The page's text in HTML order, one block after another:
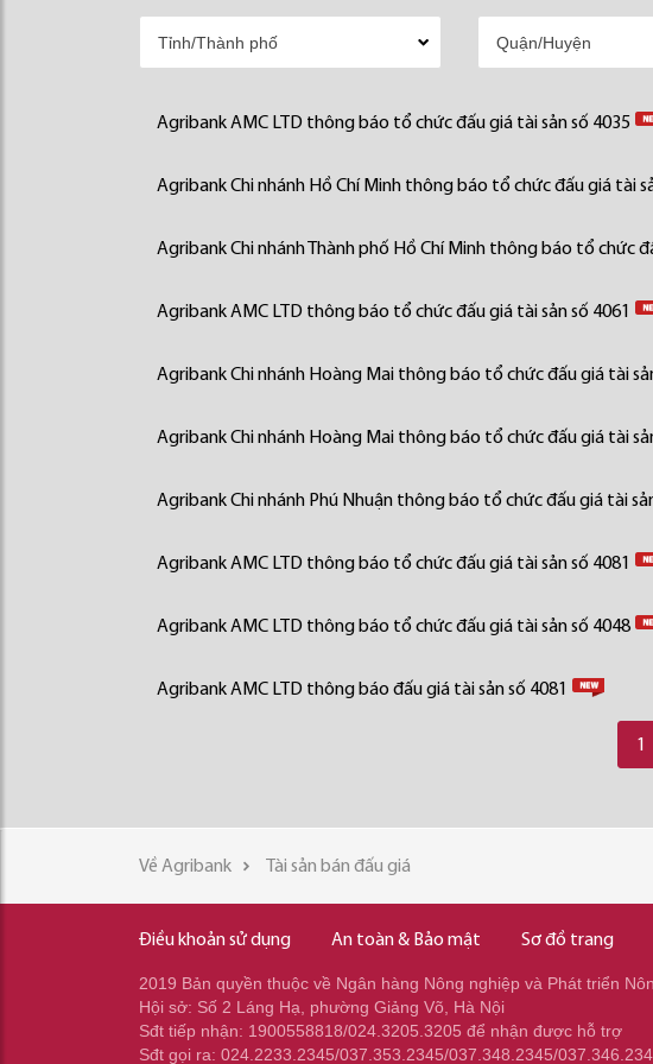
Agribank AMC LTD thông báo tổ chức đấu giá tài sản số 4035
Agribank Chi nhánh Hồ Chí Minh thông báo tổ chức đấu giá tài
Agribank Chi nhánh Thành phố Hồ Chí Minh thông báo tổ chức
Agribank AMC LTD thông báo tổ chức đấu giá tài sản số 4061
Agribank Chi nhánh Hoàng Mai thông báo tổ chức đấu giá tài
Agribank Chi nhánh Hoàng Mai thông báo tổ chức đấu giá tài
Agribank Chi nhánh Phú Nhuận thông báo tổ chức đấu giá tài
Agribank AMC LTD thông báo tổ chức đấu giá tài sản số 4081
Agribank AMC LTD thông báo tổ chức đấu giá tài sản số 4048
Agribank AMC LTD thông báo đấu giá tài sản số 4081
1
Về Agribank Tài sản bán đấu giá
Điều khoản sử dụng An toàn & Bảo mật Sơ đồ trang
2019 Bản quyền thuộc về Ngân hàng Nông nghiệp và Phát triển
Hội sở: Số 2 Láng Hạ, phường Giảng Võ, Hà Nội
Sđt tiếp nhận: 1900558818/024.3205.3205 để nhận được hỗ trợ
Sđt gọi ra: 024.2233.2345/037.353.2345/037.348.2345/